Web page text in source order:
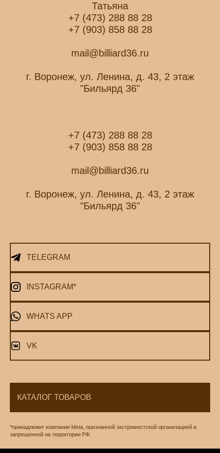
Татьяна
+7 (473) 288 88 28
+7 (903) 858 88 28
mail@billiard36.ru
г. Воронеж, ул. Ленина, д. 43, 2 этаж
"Бильярд 36"
+7 (473) 288 88 28
+7 (903) 858 88 28
mail@billiard36.ru
г. Воронеж, ул. Ленина, д. 43, 2 этаж
"Бильярд 36"
TELEGRAM
INSTAGRAM*
WHATS APP
VK
КАТАЛОГ ТОВАРОВ
*принадлежит компании Meta, признанной экстремистской организацией и
запрещенной на территории РФ.